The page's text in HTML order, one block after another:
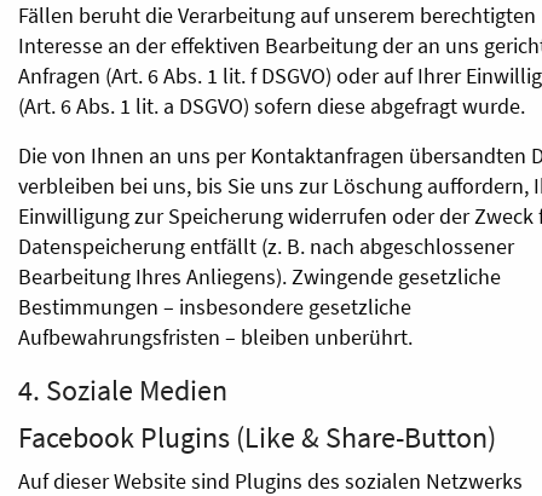
Fällen beruht die Verarbeitung auf unserem berechtigten
Interesse an der effektiven Bearbeitung der an uns
Anfragen (Art. 6 Abs. 1 lit. f DSGVO) oder auf Ihrer
(Art. 6 Abs. 1 lit. a DSGVO) sofern diese abgefragt wurde.
Die von Ihnen an uns per Kontaktanfragen übersandten
verbleiben bei uns, bis Sie uns zur Löschung auffordern,
Einwilligung zur Speicherung widerrufen oder der Zweck
Datenspeicherung entfällt (z. B. nach abgeschlossener
Bearbeitung Ihres Anliegens). Zwingende gesetzliche
Bestimmungen – insbesondere gesetzliche
Aufbewahrungsfristen – bleiben unberührt.
4. Soziale Medien
Facebook Plugins (Like & Share-Button)
Auf dieser Website sind Plugins des sozialen Netzwerks